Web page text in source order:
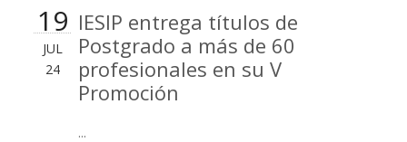
19
JUL
24
IESIP entrega títulos de
Postgrado a más de 60
profesionales en su V
Promoción
...